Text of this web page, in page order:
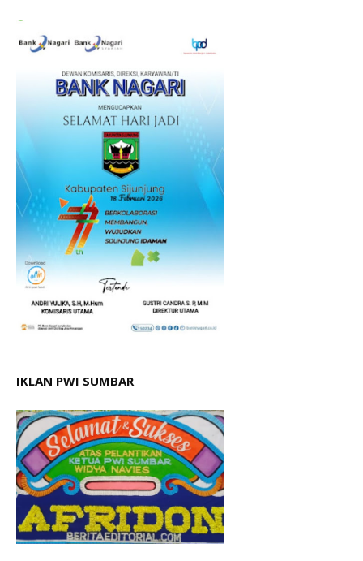
IKLAN PWI SUMBAR